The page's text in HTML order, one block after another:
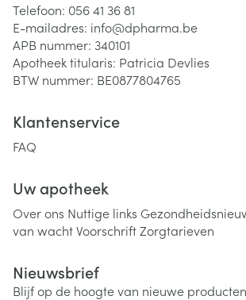
Telefoon: 056 41 36 81
E-mailadres: info@dpharma.be
APB nummer: 340101
Apotheek titularis: Patricia Devlies
BTW nummer: BE0877804765
Klantenservice
FAQ
Uw apotheek
Over ons Nuttige links
van wachtVoorschriftZorgtarieven
Nieuwsbrief
Blijf op de hoogte van nieuwe